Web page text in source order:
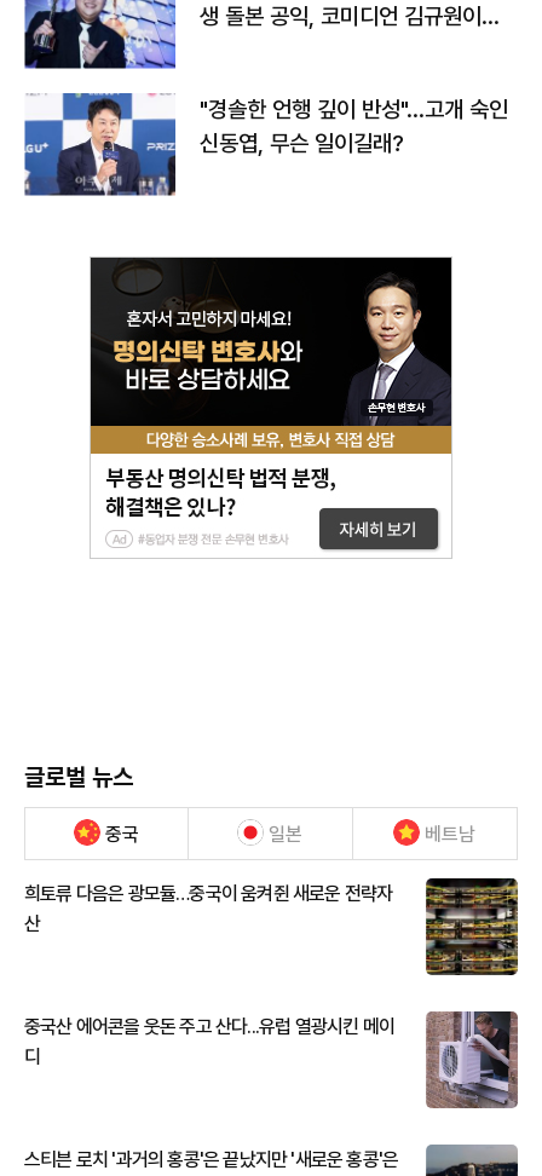
생 돌본 공익, 코미디언 김규원이었
"경솔한 언행 깊이 반성"…고개 숙인
신동엽, 무슨 일이길래?
글로벌 뉴스
중국 일본 베트남
희토류 다음은 광모듈…중국이 움켜쥔 새로운 전략자
산
중국산 에어콘을 웃돈 주고 산다...유럽 열광시킨 메이
디
스티븐 로치 '과거의 홍콩'은 끝났지만 '새로운 홍콩'은